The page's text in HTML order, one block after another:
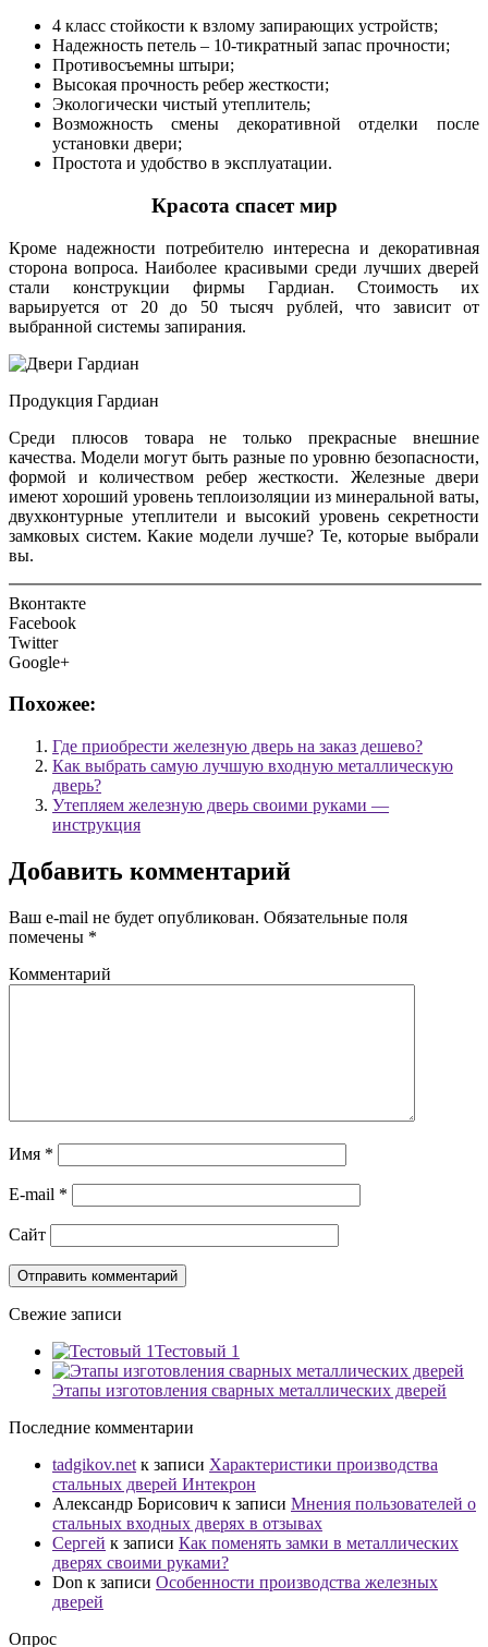
4 класс стойкости к взлому запирающих устройств;
Надежность петель – 10-тикратный запас прочности;
Противосъемны штыри;
Высокая прочность ребер жесткости;
Экологически чистый утеплитель;
Возможность смены декоративной отделки после
установки двери;
Простота и удобство в эксплуатации.
Красота спасет мир
Кроме надежности потребителю интересна и декоративная
сторона вопроса. Наиболее красивыми среди лучших дверей
стали конструкции фирмы Гардиан. Стоимость их
варьируется от 20 до 50 тысяч рублей, что зависит от
выбранной системы запирания.
Продукция Гардиан
Среди плюсов товара не только прекрасные внешние
качества. Модели могут быть разные по уровню безопасности,
формой и количеством ребер жесткости. Железные двери
имеют хороший уровень теплоизоляции из минеральной ваты,
двухконтурные утеплители и высокий уровень секретности
замковых систем. Какие модели лучше? Те, которые выбрали
вы.
Вконтакте
Facebook
Twitter
Google+
Похожее:
Где приобрести железную дверь на заказ дешево?
Как выбрать самую лучшую входную металлическую
дверь?
Утепляем железную дверь своими руками —
инструкция
Добавить комментарий
Ваш e-mail не будет опубликован. Обязательные поля
помечены *
Комментарий
Имя *
E-mail *
Сайт
Свежие записи
Тестовый 1
Этапы изготовления сварных металлических дверей
Последние комментарии
tadgikov.net к записи Характеристики производства
стальных дверей Интекрон
Александр Борисович к записи Мнения пользователей о
стальных входных дверях в отзывах
Сергей к записи Как поменять замки в металлических
дверях своими руками?
Don к записи Особенности производства железных
дверей
Опрос